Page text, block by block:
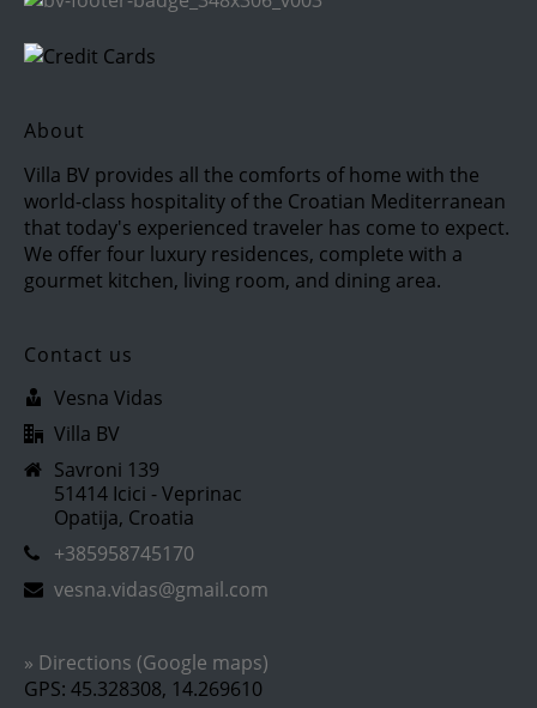
About
Villa BV provides all the comforts of home with the
world-class hospitality of the Croatian Mediterranean
that today's experienced traveler has come to expect.
We offer four luxury residences, complete with a
gourmet kitchen, living room, and dining area.
Contact us
Vesna Vidas
Villa BV
Savroni 139
51414 Icici - Veprinac
Opatija, Croatia
+385958745170
vesna.vidas@gmail.com
» Directions (Google maps)
GPS: 45.328308, 14.269610